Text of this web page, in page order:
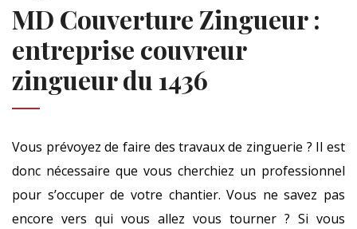
MD Couverture Zingueur :
entreprise couvreur
zingueur du 1436
Vous prévoyez de faire des travaux de zinguerie ? Il est
donc nécessaire que vous cherchiez un professionnel
pour s’occuper de votre chantier. Vous ne savez pas
encore vers qui vous allez vous tourner ? Si vous